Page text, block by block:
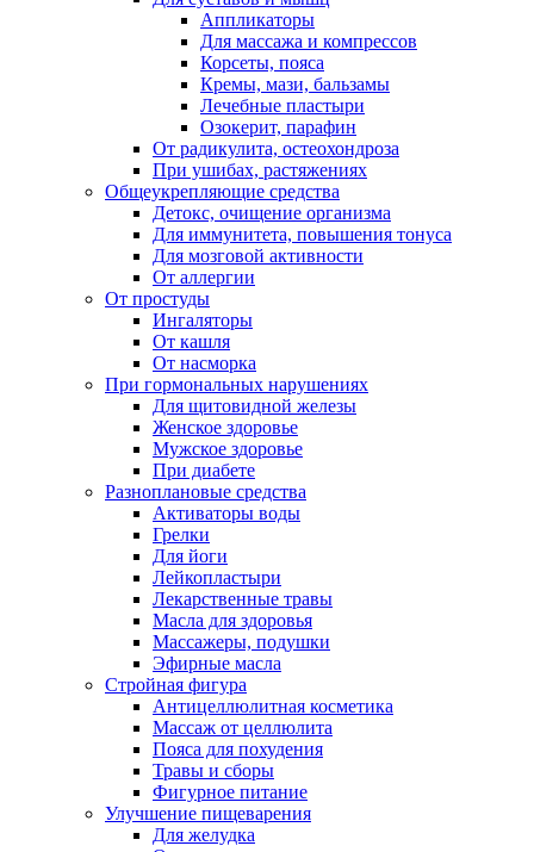
Аппликаторы
Для массажа и компрессов
Корсеты, пояса
Кремы, мази, бальзамы
Лечебные пластыри
Озокерит, парафин
От радикулита, остеохондроза
При ушибах, растяжениях
Общеукрепляющие средства
Детокс, очищение организма
Для иммунитета, повышения тонуса
Для мозговой активности
От аллергии
От простуды
Ингаляторы
От кашля
От насморка
При гормональных нарушениях
Для щитовидной железы
Женское здоровье
Мужское здоровье
При диабете
Разноплановые средства
Активаторы воды
Грелки
Для йоги
Лейкопластыри
Лекарственные травы
Масла для здоровья
Массажеры, подушки
Эфирные масла
Стройная фигура
Антицеллюлитная косметика
Массаж от целлюлита
Пояса для похудения
Травы и сборы
Фигурное питание
Улучшение пищеварения
Для желудка